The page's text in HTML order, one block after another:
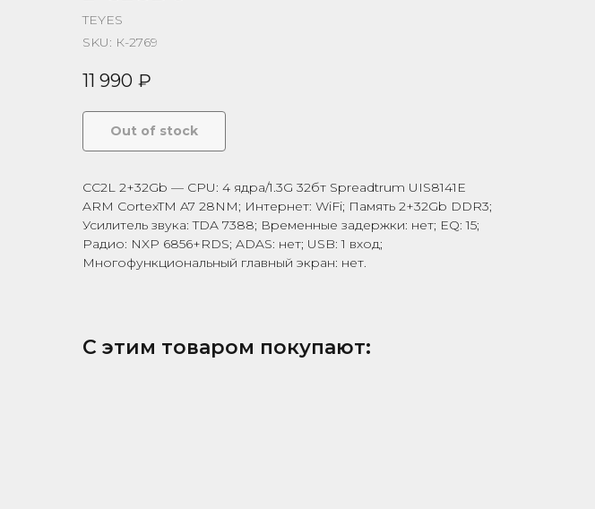
TEYES
SKU: К-2769
11 990 ₽
Out of stock
CC2L 2+32Gb — CPU: 4 ядра/1.3G 32бт Spreadtrum UIS8141E
ARM CortexTM A7 28NM; Интернет: WiFi; Память 2+32Gb DDR3;
Усилитель звука: TDA 7388; Временные задержки: нет; EQ: 15;
Радио: NXP 6856+RDS; ADAS: нет; USB: 1 вход;
Многофункциональный главный экран: нет.
С этим товаром покупают: